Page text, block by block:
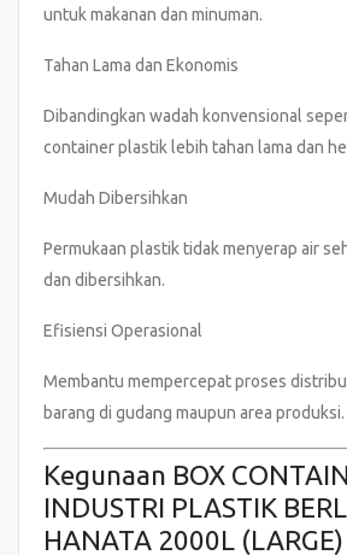
untuk makanan dan minuman.
Tahan Lama dan Ekonomis
Dibandingkan wadah konvensional
container plastik lebih tahan lama dan
Mudah Dibersihkan
Permukaan plastik tidak menyerap air
dan dibersihkan.
Efisiensi Operasional
Membantu mempercepat proses
barang di gudang maupun area produksi.
Kegunaan BOX
INDUSTRI PLASTIK
HANATA 2000L (LARGE)